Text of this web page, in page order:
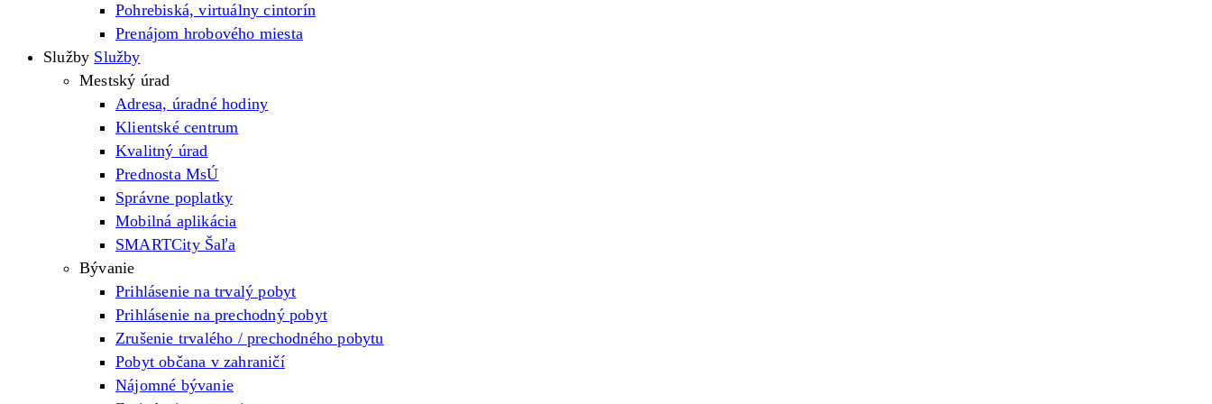
Pohrebiská, virtuálny cintorín
Prenájom hrobového miesta
Služby Služby
Mestský úrad
Adresa, úradné hodiny
Klientské centrum
Kvalitný úrad
Prednosta MsÚ
Správne poplatky
Mobilná aplikácia
SMARTCity Šaľa
Bývanie
Prihlásenie na trvalý pobyt
Prihlásenie na prechodný pobyt
Zrušenie trvalého / prechodného pobytu
Pobyt občana v zahraničí
Nájomné bývanie